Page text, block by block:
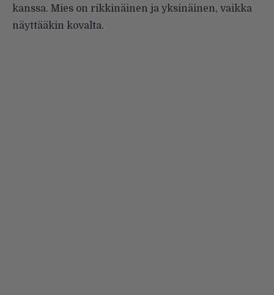
kanssa. Mies on rikkinäinen ja yksinäinen, vaikka
näyttääkin kovalta.